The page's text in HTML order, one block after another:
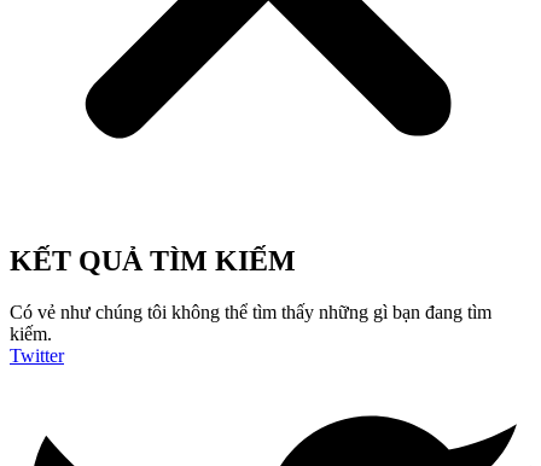
KẾT QUẢ TÌM KIẾM
Có vẻ như chúng tôi không thể tìm thấy những gì bạn đang tìm
kiếm.
Twitter